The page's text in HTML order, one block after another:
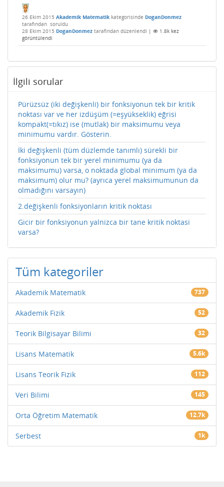
26 Ekim 2015 Akademik Matematik kategorisinde DoganDonmez
tarafından soruldu
28 Ekim 2015 DoganDonmez tarafından düzenlendi | 1.8k kez
görüntülendi
İlgili sorular
Pürüzsüz (iki değişkenli) bir fonksiyonun tek bir kritik
noktası var ve her izdüşüm (=eşyükseklik) eğrisi
kompakt(=tıkız) ise (mutlak) bir maksimumu veya
minimumu vardır. Gösterin.
İki değişkenli (tüm düzlemde tanımlı) sürekli bir
fonksiyonun tek bir yerel minimumu (ya da
maksimumu) varsa, o noktada global minimum (ya da
maksimum) olur mu? (ayrıca yerel maksimumunun da
olmadığını varsayın)
2.değişkenli fonksiyonların kritik noktası
Gicir bir fonksiyonun yalnizca bir tane kritik noktasi
varsa?
Tüm kategoriler
Akademik Matematik 737
Akademik Fizik 52
Teorik Bilgisayar Bilimi 32
Lisans Matematik 5.6k
Lisans Teorik Fizik 112
Veri Bilimi 145
Orta Öğretim Matematik 12.7k
Serbest 1k